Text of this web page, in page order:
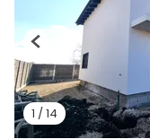
1 /14
Previous